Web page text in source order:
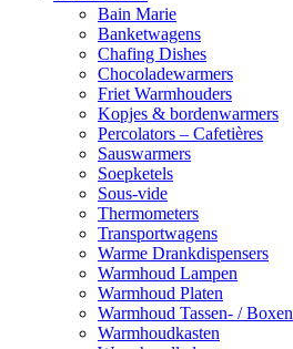
Bain Marie
Banketwagens
Chafing Dishes
Chocoladewarmers
Friet Warmhouders
Kopjes & bordenwarmers
Percolators – Cafetières
Sauswarmers
Soepketels
Sous-vide
Thermometers
Transportwagens
Warme Drankdispensers
Warmhoud Lampen
Warmhoud Platen
Warmhoud Tassen- / Boxen
Warmhoudkasten